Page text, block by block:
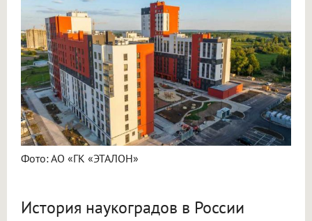
Фото: АО «ГК «ЭТАЛОН»
История наукоградов в России